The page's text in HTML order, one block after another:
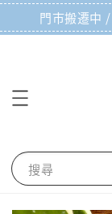
門市搬遷中
搜尋